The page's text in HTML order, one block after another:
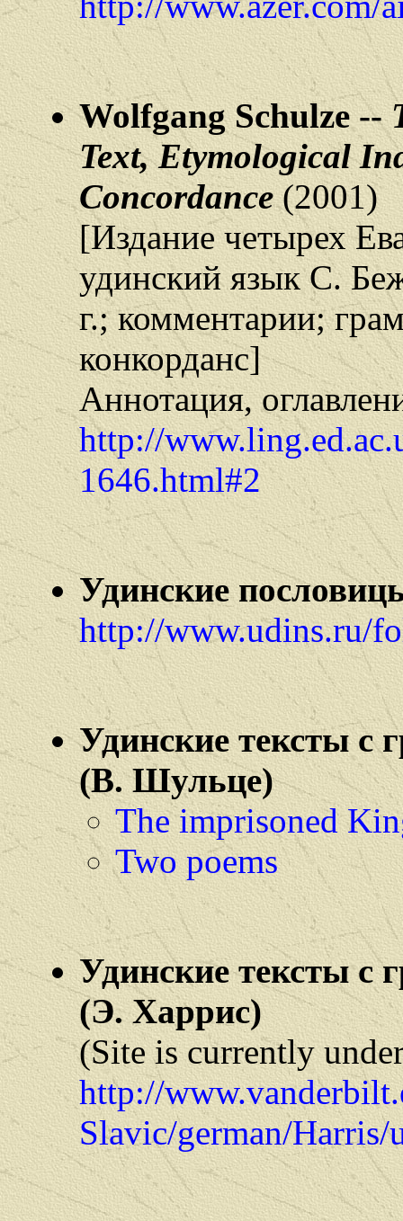
Wolfgang Schulze --
Text, Etymological
Concordance(2001)
[Издание четырех
удинский язык С.
г.; комментарии;
конкорданс]
Аннотация,
http://
1646.html#2
Удинские
http://www.udins.ru/
Удинские тексты с
(В. Шульце)
The imprisoned
Two poems
Удинские тексты с
(Э. Харрис)
(Site is currently
http://
Slavic/german/Harris/